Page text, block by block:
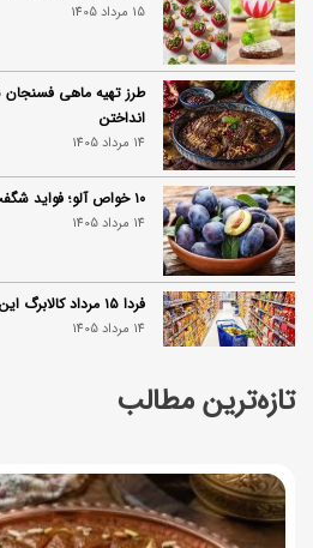
تازه‌ترین مطالب
15 مرداد 1405
طرز تهیه ماهی
انداختن
14 مرداد 1405
۱۰ خواص آلو؛ فواید شگفت‌انگیز این میوه برای سلامت بدن
14 مرداد 1405
فردا ۱۵ مرداد کالابرگ این افراد واریز می‌شود
14 مرداد 1405
زمان شارژ کالابرگ تغییر
توصیه‌های مهم برای دفع
14 مرداد 1405